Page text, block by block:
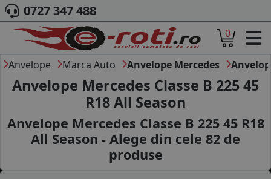
ACASA
DESPRE NOI
ANVELOPE
AUTO
CAMION
MOTO
AGROINDUSTRIALE
CAUTARE DUPA
DIMENSIUNI
0727 347 488
0
Anvelope Marca Auto Anvelope Mercedes
Anvelope Mercedes Classe B 225 45
R18 All Season
Anvelope Mercedes Classe B 225 45 R18
All Season - Alege din cele 82 de
produse